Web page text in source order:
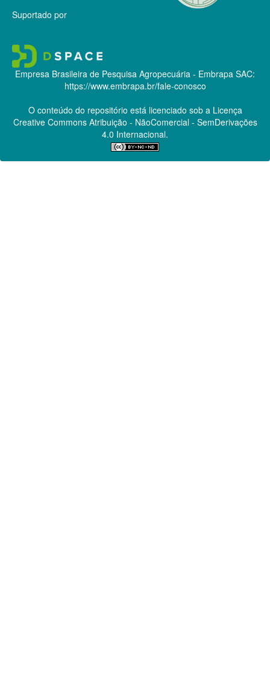
Suportado por
Empresa Brasileira de Pesquisa Agropecuária - Embrapa SAC:
https://www.embrapa.br/fale-conosco
O conteúdo do repositório está licenciado sob a Licença
Creative CommonsAtribuição - NãoComercial - SemDerivações
4.0 Internacional.